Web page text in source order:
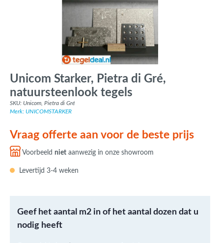
Unicom Starker, Pietra di Gré,
natuursteenlook tegels
SKU: Unicom, Pietra di Gré
Merk: UNICOMSTARKER
Vraag offerte aan voor de beste prijs
Voorbeeld niet aanwezig in onze showroom
Levertijd 3-4 weken
Geef het aantal m2 in of het aantal dozen dat u
nodig heeft